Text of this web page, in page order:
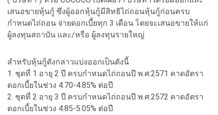
เสนอขายหุ้นกู้ ซึ่งผู้ออกหุ้นกู้มีสิทธิไถ่ถอนหุ้นกู้ก่อนครบ
กำหนดไถ่ถอน จ่ายดอกเบี้ยทุก 3 เดือน โดยจะเสนอขายให้แก่
ผู้ลงทุนสถาบัน และ/หรือ ผู้ลงทุนรายใหญ่
สำหรับหุ้นกู้ดังกล่าวแบ่งออกเป็นดังนี้
1. ชุดที่ 1 อายุ 2 ปี ครบกำหนดไถ่ถอนปี พ.ศ.2571 คาดอัตรา
ดอกเบี้ยในช่วง 4.70-4.85% ต่อปี
2. ชุดที่ 2 อายุ 3 ปี ครบกำหนดไถ่ถอนปี พ.ศ.2572 คาดอัตรา
ดอกเบี้ยในช่วง 4.85-5.05% ต่อปี